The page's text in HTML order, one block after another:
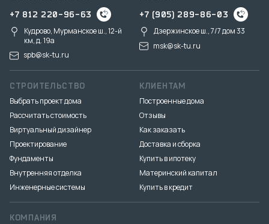
+7 812 220-96-63
Кудрово, Мурманское ш., 12-й
км, д. 19a
spb@sk-tu.ru
+7 (905) 289-86-03
Дзержинское ш., 7/7 дом 33
msk@sk-tu.ru
СТРОИТЕЛЬСТВО
Выбрать проект дома
Рассчитать стоимость
Виртуальный дизайнер
Проектирование
Фундаменты
Внутренняя отделка
Инженерные системы
КЛИЕНТАМ
Построенные дома
Отзывы
Как заказать
Доставка и сборка
Купить в ипотеку
Материнский капитал
Купить в кредит
КОМПАНИЯ